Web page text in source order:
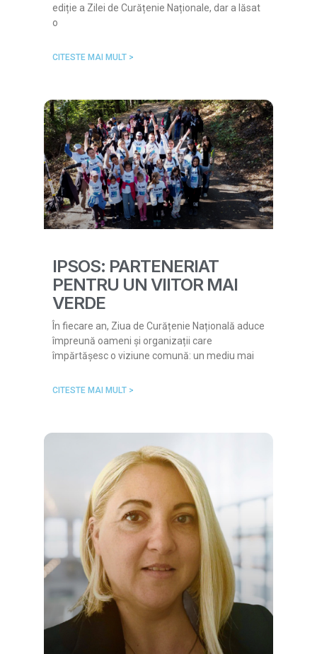
ediție a Zilei de Curățenie Naționale, dar a lăsat
o
CITESTE MAI MULT >
IPSOS: PARTENERIAT
PENTRU UN VIITOR MAI
VERDE
În fiecare an, Ziua de Curățenie Națională aduce
împreună oameni și organizații care
împărtășesc o viziune comună: un mediu mai
CITESTE MAI MULT >